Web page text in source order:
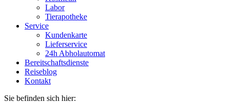
Labor
Tierapotheke
Service
Kundenkarte
Lieferservice
24h Abholautomat
Bereitschaftsdienste
Reiseblog
Kontakt
Sie befinden sich hier: